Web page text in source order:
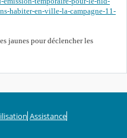
habiter-en-ville-la-campagne-11-
jaunes pour déclencher les
Assistance